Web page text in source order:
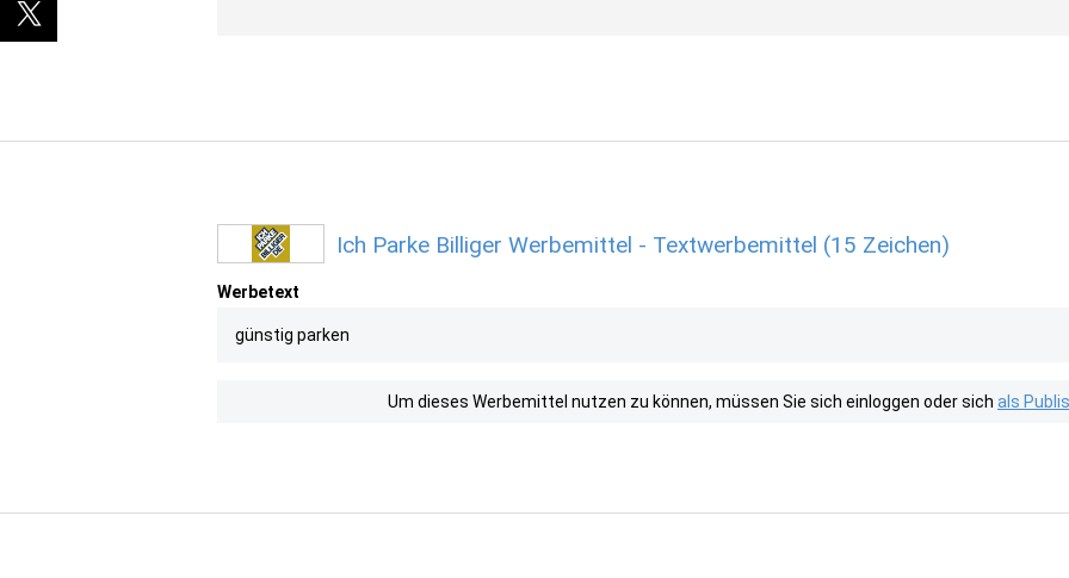
Ich Parke Billiger Werbemittel - Textwerbemittel (15 Zeichen)
Werbetext
günstig parken
Um dieses Werbemittel nutzen zu können, müssen Sie sich einloggen oder sich als